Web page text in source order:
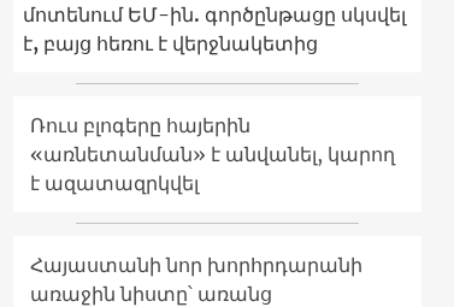
մոտենում ԵՄ-ին. գործընթացը սկսվել
է, բայց հեռու է վերջնակետից
Ռուս բլոգերը հայերին
«առնետանման» է անվանել, կարող
է ազատազրկվել
Հայաստանի նոր խորհրդարանի
առաջին նիստը՝ առանց